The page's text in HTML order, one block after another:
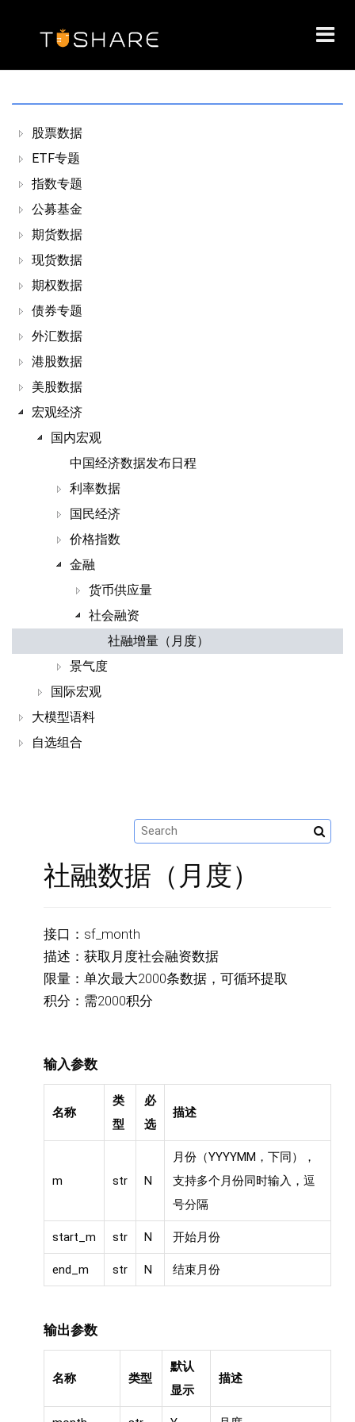
股票数据
ETF专题
指数专题
公募基金
期货数据
现货数据
期权数据
债券专题
外汇数据
港股数据
美股数据
宏观经济
国内宏观
中国经济数据发布日程
利率数据
国民经济
价格指数
金融
货币供应量
社会融资
社融增量（月度）
景气度
国际宏观
大模型语料
自选组合
社融数据（月度）
接口：sf_month
描述：获取月度社会融资数据
限量：单次最大2000条数据，可循环提取
积分：需2000积分
输入参数
名称
类
型
必
选
描述
m str N
月份（YYYYMM，下同），
支持多个月份同时输入，逗
号分隔
start_m str N 开始月份
end_m str N 结束月份
输出参数
名称 类型
默认
显示
描述